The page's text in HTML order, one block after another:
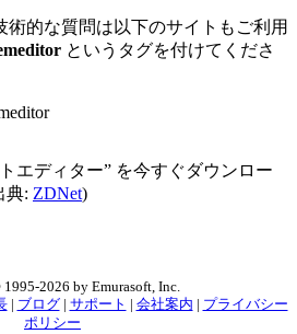
術的な質問は以下のサイトもご利用
というタグを付けてくださ
エディター” を今すぐダウンロー
典: ZDNet)
2026 by Emurasoft, Inc.
| ブログ| サポート 会社案内
プライバシー
ポリシー